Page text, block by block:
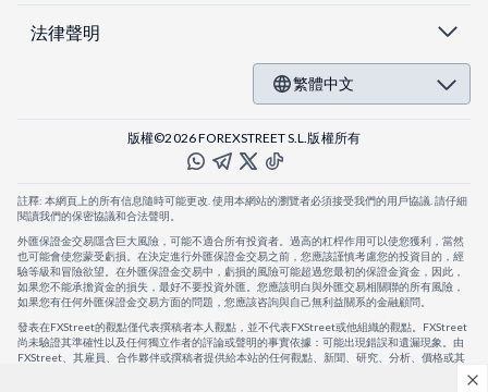
法律聲明
繁體中文
版權©2026 FOREXSTREET S.L.版權所有
註釋: 本網頁上的所有信息隨時可能更改. 使用本網站的瀏覽者必須接受我們的用戶協議. 請仔細
閱讀我們的保密協議和合法聲明。
外匯保證金交易隱含巨大風險，可能不適合所有投資者。過高的杠桿作用可以使您獲利，當然
也可能會使您蒙受虧損。在決定進行外匯保證金交易之前，您應該謹慎考慮您的投資目的，經
驗等級和冒險欲望。在外匯保證金交易中，虧損的風險可能超過您最初的保證金資金，因此，
如果您不能承擔資金的損失，最好不要投資外匯。您應該明白與外匯交易相關聯的所有風險，
如果您有任何外匯保證金交易方面的問題，您應該咨詢與自己無利益關系的金融顧問。
發表在FXStreet的觀點僅代表撰稿者本人觀點，並不代表FXStreet或他組織的觀點。FXStreet
尚未驗證其準確性以及任何獨立作者的評論或聲明的事實依據：可能出現錯誤和遺漏現象。由
FXStreet、其雇員、合作夥伴或撰稿者提供給本站的任何觀點、新聞、研究、分析、價格或其